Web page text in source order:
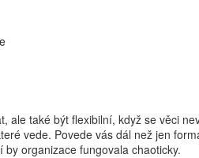
ale také být flexibilní, když se věci
vede. Povede vás dál než jen
organizace fungovala chaoticky.